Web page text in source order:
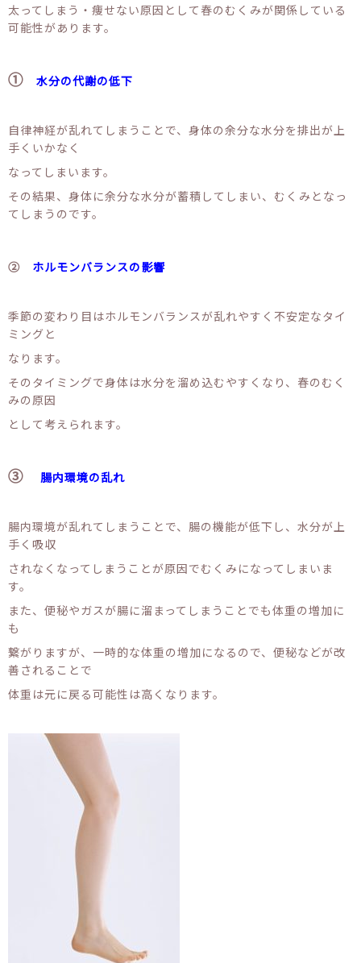
太ってしまう・痩せない原因として春のむくみが関係している
可能性があります。
① 水分の代謝の低下
自律神経が乱れてしまうことで、身体の余分な水分を排出が上
手くいかなく
なってしまいます。
その結果、身体に余分な水分が蓄積してしまい、むくみとなっ
てしまうのです。
② ホルモンバランスの影響
季節の変わり目はホルモンバランスが乱れやすく不安定なタイ
ミングと
なります。
そのタイミングで身体は水分を溜め込むやすくなり、春のむく
みの原因
として考えられます。
③ 腸内環境の乱れ
腸内環境が乱れてしまうことで、腸の機能が低下し、水分が上
手く吸収
されなくなってしまうことが原因でむくみになってしまいま
す。
また、便秘やガスが腸に溜まってしまうことでも体重の増加に
も
繋がりますが、一時的な体重の増加になるので、便秘などが改
善されることで
体重は元に戻る可能性は高くなります。